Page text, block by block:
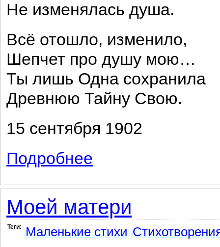
Не изменялась душа.
Всё отошло, изменило,
Шепчет про душу мою…
Ты лишь Одна сохранила
Древнюю Тайну Свою.
15 сентября 1902
Подробнее
Моей матери
Теги: Маленькие стихи